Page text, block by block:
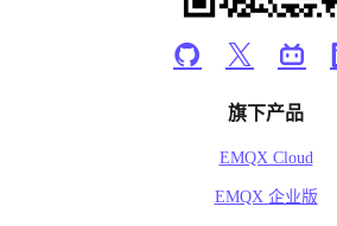
旗下产品
EMQX Cloud
EMQX 企业版